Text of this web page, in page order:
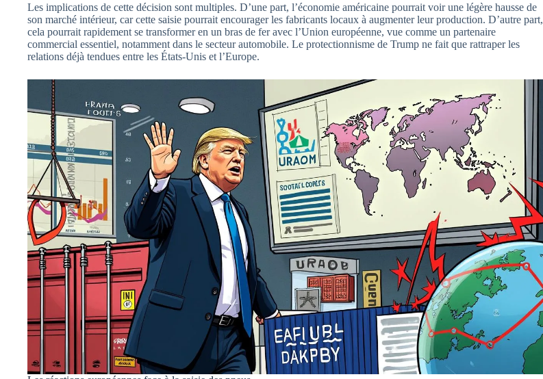
Les implications de cette décision sont multiples. D’une part, l’économie américaine pourrait voir une légère hausse de
son marché intérieur, car cette saisie pourrait encourager les fabricants locaux à augmenter leur production. D’autre part,
cela pourrait rapidement se transformer en un bras de fer avec l’Union européenne, vue comme un partenaire
commercial essentiel, notamment dans le secteur automobile. Le protectionnisme de Trump ne fait que rattraper les
relations déjà tendues entre les États-Unis et l’Europe.